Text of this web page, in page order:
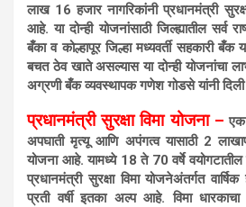
लाख 16 हजार नागरिकांनी प्रधानमंत्री
आहे. या दोन्ही योजनांसाठी जिल्ह्यातील सर्व
बँका व कोल्हापूर जिल्हा मध्यवर्ती सहकारी
बचत ठेव खाते असल्यास या दोन्ही योजनांचा
अग्रणी बँक व्यवस्थापक गणेश गोडसे यांनी
प्रधानमंत्री सुरक्षा विमा योजना – एक
अपघाती मृत्यू आणि अपंगत्व यासाठी 2
योजना आहे. यामध्ये 18 ते 70 वर्षे वयोगटातील
प्रधानमंत्री सुरक्षा विमा योजनेअंतर्गत
प्रती वर्षी इतका अल्प आहे. विमा